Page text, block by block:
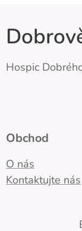
Hospic
Obchod
O nás
Kontaktujte nás